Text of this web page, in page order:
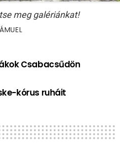
meg galériánkat!
Csabacsűdön
kórus ruháit